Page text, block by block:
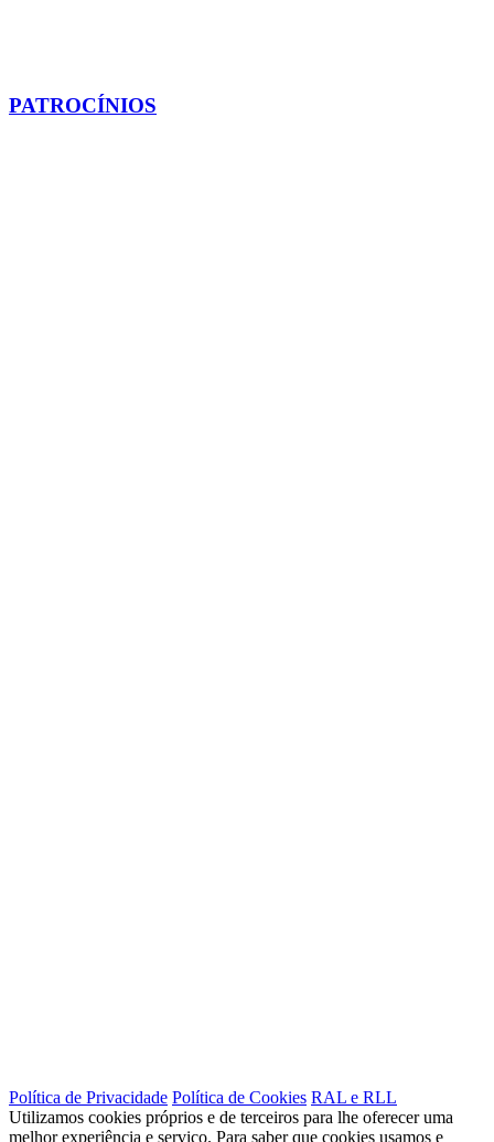
PATROCÍNIOS
Política de Privacidade Política de Cookies RAL e RLL
Utilizamos cookies próprios e de terceiros para lhe oferecer uma
melhor experiência e serviço. Para saber que cookies usamos e